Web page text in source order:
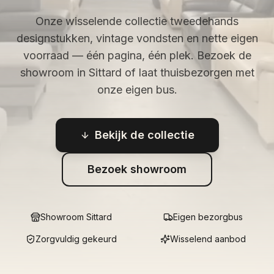
Onze wisselende collectie tweedehands
designstukken, vintage vondsten en nette eigen
voorraad — één pagina, één plek. Bezoek de
showroom in Sittard of laat thuisbezorgen met
onze eigen bus.
Bekijk de collectie
Bezoek showroom
Showroom Sittard Eigen bezorgbus
Zorgvuldig gekeurd Wisselend aanbod